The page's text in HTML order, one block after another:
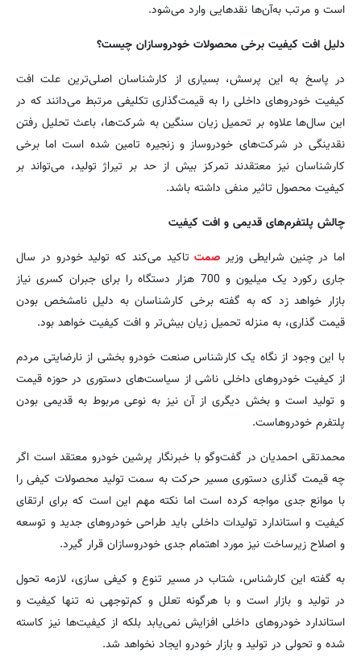
است و مرتب به‌آن‌ها نقدهایی وارد می‌شود.
دلیل افت کیفیت برخی محصولات خودروسازان چیست؟
در پاسخ به این پرسش، بسیاری از کارشناسان اصلی‌ترین علت افت
کیفیت خودروهای داخلی را به قیمت‌گذاری تکلیفی مرتبط می‌دانند که در
این سال‌ها علاوه بر تحمیل زیان سنگین به شرکت‌ها، باعث تحلیل رفتن
نقدینگی در شرکت‌های خودروساز و زنجیره تامین‌ شده است اما برخی
کارشناسان نیز معتقدند تمرکز بیش از حد بر تیراژ تولید، می‌تواند بر
کیفیت محصول تاثیر منفی داشته باشد.
چالش پلتفرم‌های قدیمی و افت کیفیت
اما در چنین شرایطی وزیر صمتتاکید می‌کند که تولید خودرو در سال
جاری رکورد یک میلیون و 700 هزار دستگاه را برای جبران کسری نیاز
بازار خواهد زد که به گفته برخی کارشناسان به دلیل نامشخص بودن
قیمت گذاری، به منزله تحمیل زیان بیش‌تر و افت کیفیت خواهد بود.
با این وجود از نگاه یک کارشناس صنعت خودرو بخشی از نارضایتی مردم
از کیفیت خودروهای داخلی ناشی از سیاست‌های دستوری در حوزه قیمت
و تولید است و بخش دیگری از آن نیز به نوعی مربوط به قدیمی بودن
پلتفرم خودروهاست.
محمدتقی احمدیان در گفت‌وگو با خبرنگار پرشین خودرو معتقد است اگر
چه قیمت گذاری دستوری مسیر حرکت به سمت تولید محصولات کیفی را
با موانع جدی مواجه کرده است اما نکته مهم این است که برای ارتقای
کیفیت و استاندارد تولیدات داخلی باید طراحی خودروهای جدید و توسعه
و اصلاح زیرساخت نیز مورد اهتمام جدی خودروسازان قرار گیرد.
به گفته این کارشناس، شتاب در مسیر تنوع و کیفی سازی، لازمه تحول
در تولید و بازار است و با هرگونه تعلل و کم‌توجهی نه تنها کیفیت و
استاندارد خودروهای داخلی افزایش نمی‌یابد بلکه از کیفیت‌ها نیز کاسته
شده و تحولی در تولید و بازار خودرو ایجاد نخواهد شد.